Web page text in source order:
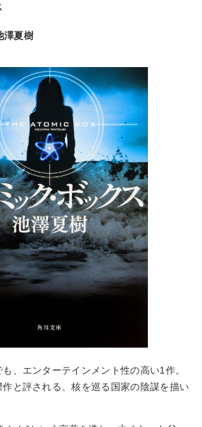
澤夏樹
、エンターテインメント性の高い1作。
と評される、核を巡る国家の陰謀を描い